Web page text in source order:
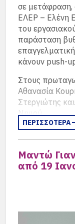
σε μετάφραση,
ΕΛΕΡ – Ελένη
του
παράσταση
κάνουν push-
Στους
Αθανασία
Στεργιώτης
Νινιού.
Μέσα από το
μοναχικούς,
Εταιρίας
υπάλληλο, που
νέα θέση στο
ΠΕΡΙΣΣΟΤΕΡΑ
Μαντώ
από 19